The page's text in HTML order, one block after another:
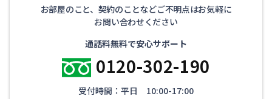
お部屋のこと、契約のことなどご不明点はお気軽に
お問い合わせください
通話料無料で安心サポート
0120-302-190
受付時間：平日 10:00-17:00